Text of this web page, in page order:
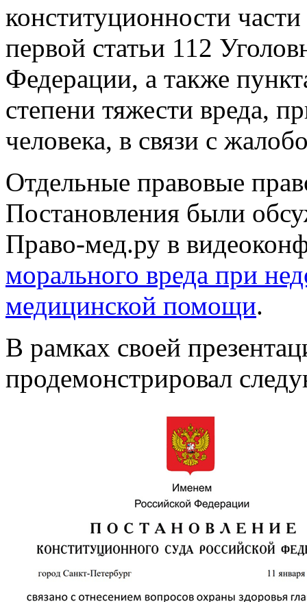
конституционности
первой статьи 112
Федерации, а также
степени тяжести вреда,
человека, в связи с
Отдельные правовые
Постановления были
Право-мед.ру в
морального вреда при
медицинской помощи.
В рамках своей
продемонстрировал